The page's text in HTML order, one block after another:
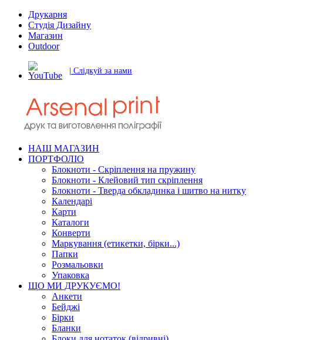
Друкарня
Студія Дизайну
Магазин
Outdoor
| Слідкуй за нами
НАШ МАГАЗИН
ПОРТФОЛІО
Блокноти - Скріплення на пружину
Блокноти - Клейовий тип скріплення
Блокноти - Тверда обкладинка і шитво на нитку
Календарі
Карти
Каталоги
Конверти
Маркування (етикетки, бірки...)
Папки
Розмальовки
Упаковка
ЩО МИ ДРУКУЄМО!
Анкети
Бейджі
Бірки
Бланки